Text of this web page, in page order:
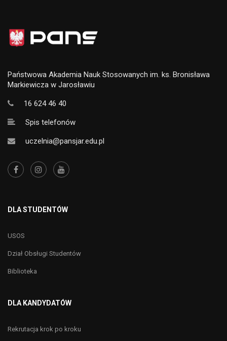
Państwowa Akademia Nauk Stosowanych im. ks. Bronisława
Markiewicza w Jarosławiu
16 624 46 40
Spis telefonów
uczelnia@pansjar.edu.pl
DLA STUDENTÓW
USOS
Dział Obsługi Studentów
Biblioteka
DLA KANDYDATÓW
Rekrutacja krok po kroku